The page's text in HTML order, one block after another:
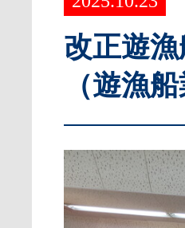
改正遊
（遊漁